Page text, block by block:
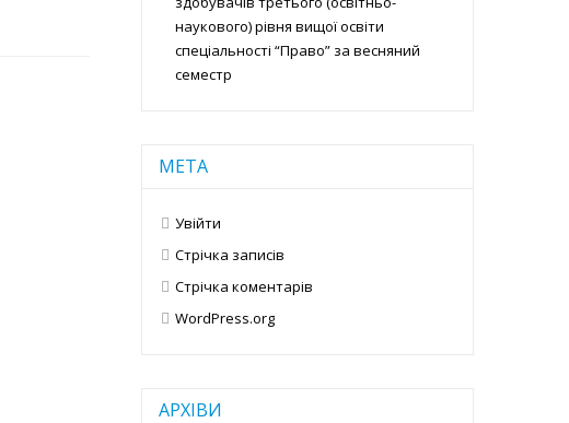
наукового) рівня вищої освіти
спеціальності “Право” за весняний
семестр
МЕТА
Увійти
Стрічка записів
Стрічка коментарів
WordPress.org
АРХІВИ